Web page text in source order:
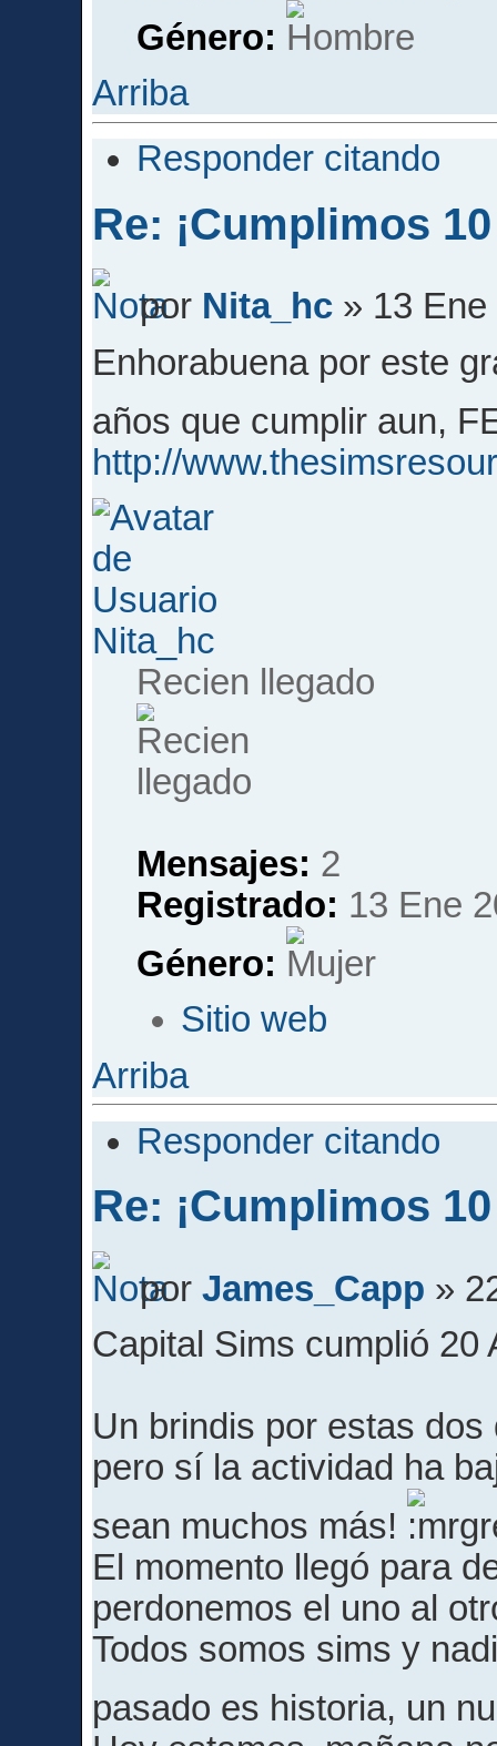
Género:
Arriba
Responder citando
Re: ¡Cumplimos
por Nita_hc » 13
Enhorabuena por este
años que cumplir aun,
http://
Nita_hc
Recien llegado
Mensajes: 2
Registrado: 13 Ene
Género:
Sitio web
Arriba
Responder citando
Re: ¡Cumplimos
porJames_Capp »
Capital Sims cumplió 20
Un brindis por estas
pero sí la actividad ha
sean muchos más!
El momento llegó para
perdonemos el uno al
Todos somos sims y
pasado es historia, un